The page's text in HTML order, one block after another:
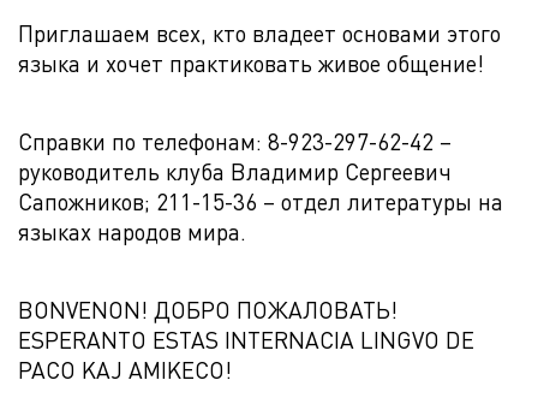
Приглашаем всех, кто владеет основами этого
языка и хочет практиковать живое общение!
Справки по телефонам: 8-923-297-62-42 –
руководитель клуба Владимир Сергеевич
Сапожников; 211-15-36 – отдел литературы на
языках народов мира.
BONVENON! ДОБРО ПОЖАЛОВАТЬ!
ESPERANTO ESTAS INTERNACIA LINGVO DE
PACO KAJ AMIKECO!